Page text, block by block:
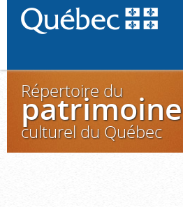
Répertoire du
patrimoine
culturel du Québec